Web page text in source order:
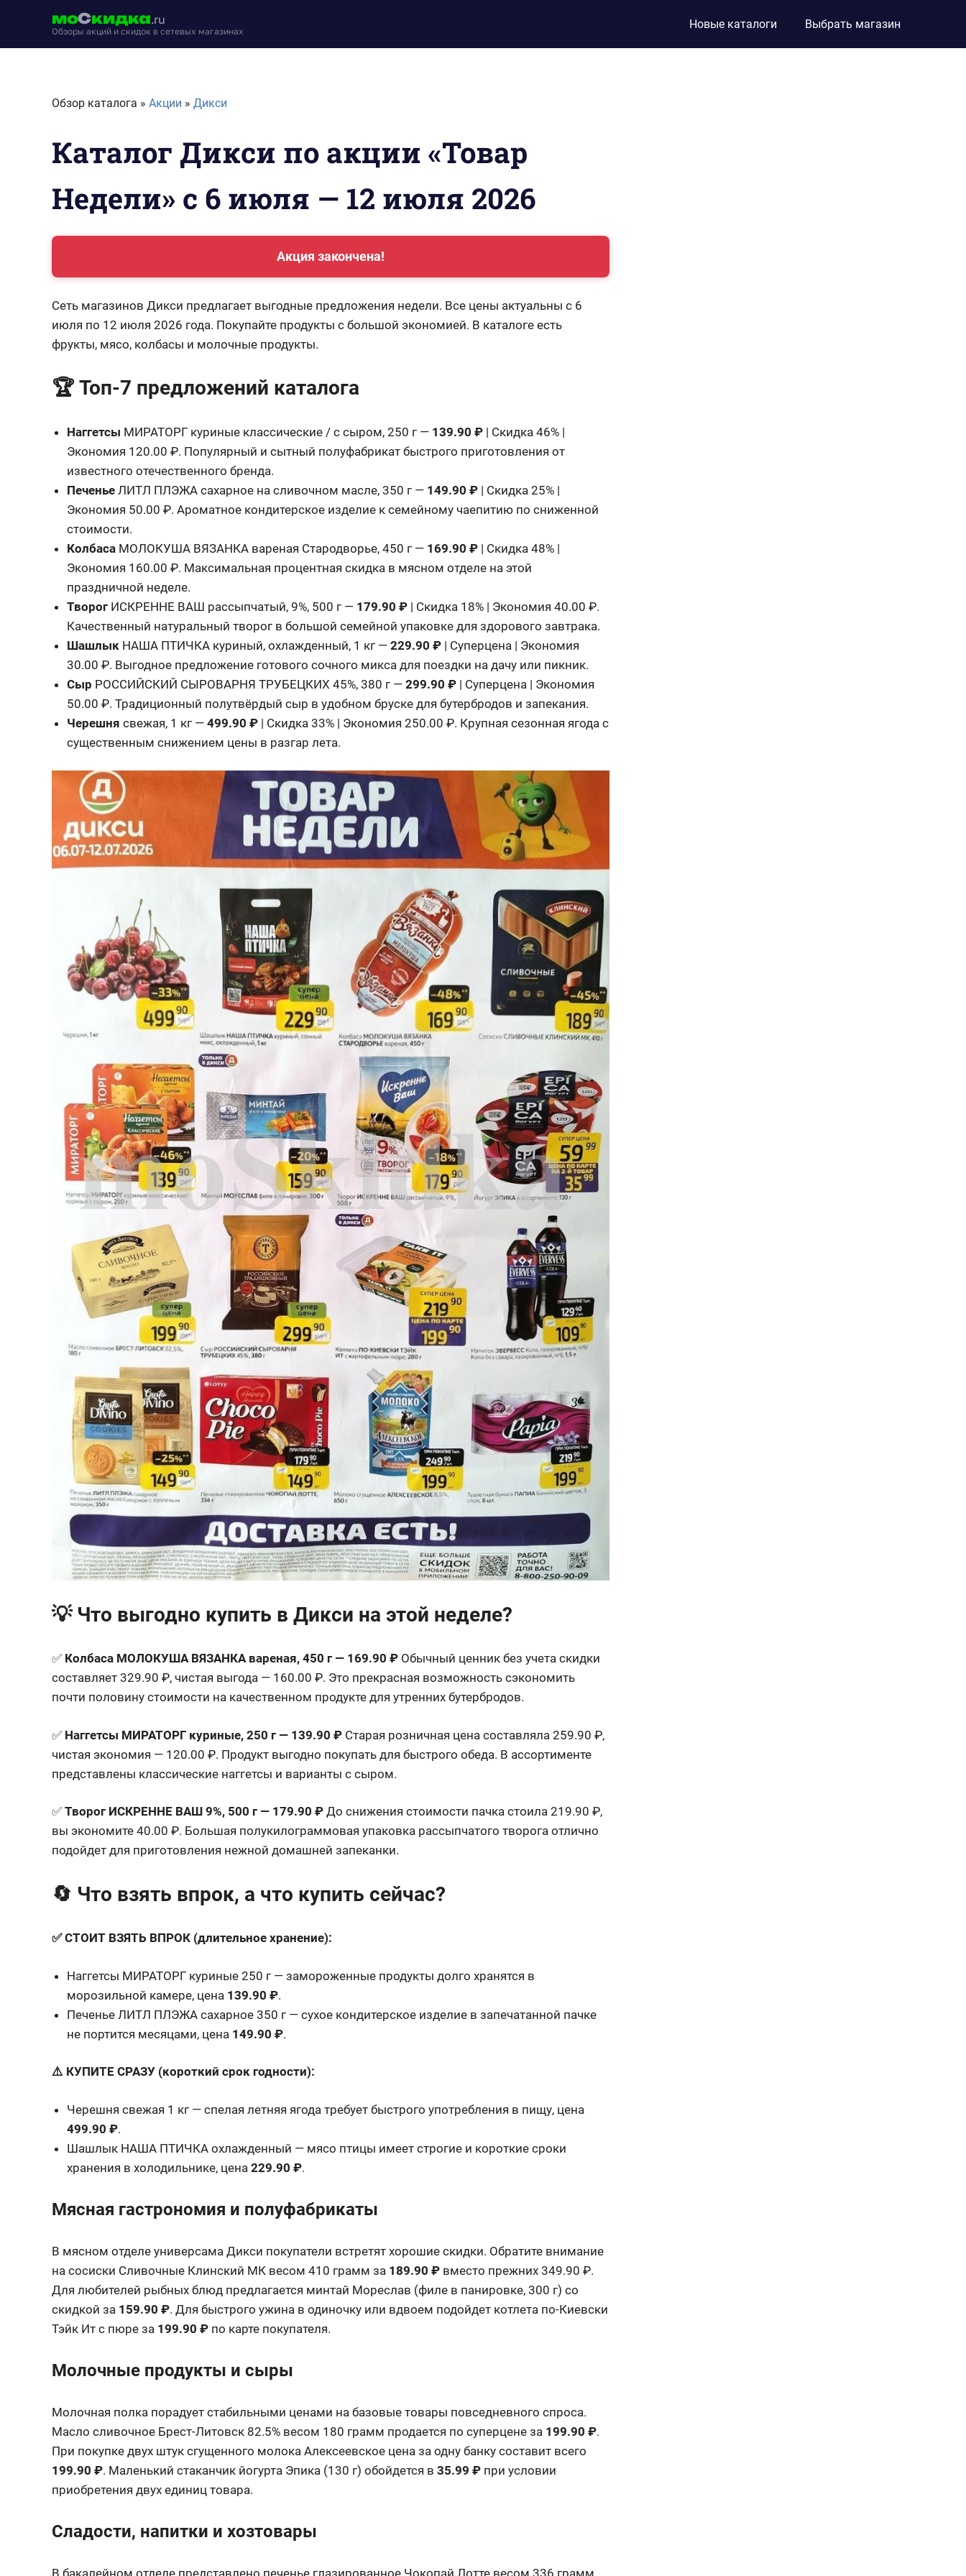
моСкидка.ru
Обзоры акций и скидок в сетевых магазинах
moskidka.ru
Новые каталоги Выбрать магазин
Обзор каталога » Акции » Дикси
Каталог Дикси по акции «Товар
Недели» с 6 июля — 12 июля 2026
Акция закончена!
Сеть магазинов Дикси предлагает выгодные предложения недели. Все цены актуальны с 6
июля по 12 июля 2026 года. Покупайте продукты с большой экономией. В каталоге есть
фрукты, мясо, колбасы и молочные продукты.
🏆 Топ-7 предложений каталога
Наггетсы МИРАТОРГ куриные классические / с сыром, 250 г — 139.90 ₽ | Скидка 46% |
Экономия 120.00 ₽. Популярный и сытный полуфабрикат быстрого приготовления от
известного отечественного бренда.
Печенье ЛИТЛ ПЛЭЖА сахарное на сливочном масле, 350 г — 149.90 ₽ | Скидка 25% |
Экономия 50.00 ₽. Ароматное кондитерское изделие к семейному чаепитию по сниженной
стоимости.
Колбаса МОЛОКУША ВЯЗАНКА вареная Стародворье, 450 г — 169.90 ₽ | Скидка 48% |
Экономия 160.00 ₽. Максимальная процентная скидка в мясном отделе на этой
праздничной неделе.
Творог ИСКРЕННЕ ВАШ рассыпчатый, 9%, 500 г — 179.90 ₽ | Скидка 18% | Экономия 40.00 ₽.
Качественный натуральный творог в большой семейной упаковке для здорового завтрака.
Шашлык НАША ПТИЧКА куриный, охлажденный, 1 кг —229.90 ₽ | Суперцена | Экономия
30.00 ₽. Выгодное предложение готового сочного микса для поездки на дачу или пикник.
Сыр РОССИЙСКИЙ СЫРОВАРНЯ ТРУБЕЦКИХ 45%, 380 г —299.90 ₽ | Суперцена | Экономия
50.00 ₽. Традиционный полутвёрдый сыр в удобном бруске для бутербродов и запекания.
Черешня свежая, 1 кг —499.90 ₽ | Скидка 33% | Экономия 250.00 ₽. Крупная сезонная ягода с
существенным снижением цены в разгар лета.
💡 Что выгодно купить в Дикси на этой неделе?
✅ Колбаса МОЛОКУША ВЯЗАНКА вареная, 450 г — 169.90 ₽ Обычный ценник без учета скидки
составляет 329.90 ₽, чистая выгода — 160.00 ₽. Это прекрасная возможность сэкономить
почти половину стоимости на качественном продукте для утренних бутербродов.
✅ Наггетсы МИРАТОРГ куриные, 250 г — 139.90 ₽ Старая розничная цена составляла 259.90 ₽,
чистая экономия — 120.00 ₽. Продукт выгодно покупать для быстрого обеда. В ассортименте
представлены классические наггетсы и варианты с сыром.
✅ Творог ИСКРЕННЕ ВАШ 9%, 500 г — 179.90 ₽ До снижения стоимости пачка стоила 219.90 ₽,
вы экономите 40.00 ₽. Большая полукилограммовая упаковка рассыпчатого творога отлично
подойдет для приготовления нежной домашней запеканки.
🔄 Что взять впрок, а что купить сейчас?
✅ СТОИТ ВЗЯТЬ ВПРОК (длительное хранение):
Наггетсы МИРАТОРГ куриные 250 г — замороженные продукты долго хранятся в
морозильной камере, цена 139.90 ₽.
Печенье ЛИТЛ ПЛЭЖА сахарное 350 г — сухое кондитерское изделие в запечатанной пачке
не портится месяцами, цена 149.90 ₽.
⚠️ КУПИТЕ СРАЗУ (короткий срок годности):
Черешня свежая 1 кг — спелая летняя ягода требует быстрого употребления в пищу, цена
499.90 ₽.
Шашлык НАША ПТИЧКА охлажденный — мясо птицы имеет строгие и короткие сроки
хранения в холодильнике, цена229.90 ₽.
Мясная гастрономия и полуфабрикаты
В мясном отделе универсама Дикси покупатели встретят хорошие скидки. Обратите внимание
на сосиски Сливочные Клинский МК весом 410 грамм за 189.90 ₽ вместо прежних 349.90 ₽.
Для любителей рыбных блюд предлагается минтай Мореслав (филе в панировке, 300 г) со
скидкой за 159.90 ₽. Для быстрого ужина в одиночку или вдвоем подойдет котлета по-Киевски
Тэйк Ит с пюре за 199.90 ₽ по карте покупателя.
Молочные продукты и сыры
Молочная полка порадует стабильными ценами на базовые товары повседневного спроса.
Масло сливочное Брест-Литовск 82.5% весом 180 грамм продается по суперцене за 199.90 ₽.
При покупке двух штук сгущенного молока Алексеевское цена за одну банку составит всего
199.90 ₽. Маленький стаканчик йогурта Эпика (130 г) обойдется в 35.99 ₽ при условии
приобретения двух единиц товара.
Сладости, напитки и хозтовары
В бакалейном отделе представлено печенье глазированное Чокопай Лотте весом 336 грамм